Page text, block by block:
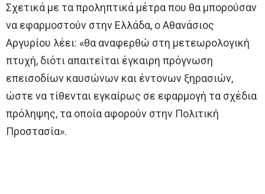
Σχετικά με τα προληπτικά μέτρα που θα μπορούσαν
να εφαρμοστούν στην Ελλάδα, ο Αθανάσιος
Αργυρίου λέει: «θα αναφερθώ στη μετεωρολογική
πτυχή, διότι απαιτείται έγκαιρη πρόγνωση
επεισοδίων καυσώνων και έντονων ξηρασιών,
ώστε να τίθενται εγκαίρως σε εφαρμογή τα σχέδια
πρόληψης, τα οποία αφορούν στην Πολιτική
Προστασία».